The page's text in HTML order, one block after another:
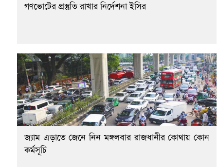
গণভোটের প্রস্তুতি রাখার নির্দেশনা ইসির
জ্যাম এড়াতে জেনে নিন মঙ্গলবার রাজধানীর কোথায় কোন
কর্মসূচি